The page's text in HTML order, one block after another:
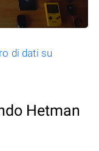
di dati su
Hetman